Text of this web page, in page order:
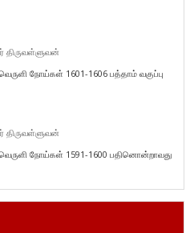
திருவள்ளுவன்
நோய்கள் 1601-1606 பத்தாம் வகுப்பு
திருவள்ளுவன்
நோய்கள் 1591-1600 பதினொன்றாவது